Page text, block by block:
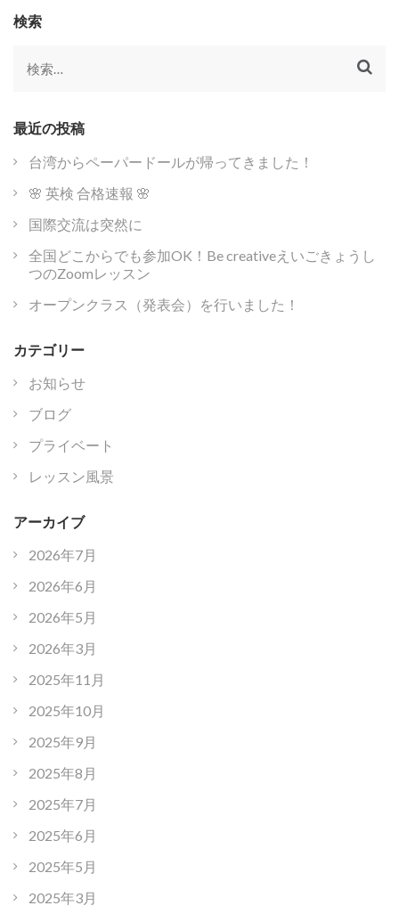
ゲ
ー
シ
ョ
検索
検
最近の投稿
台湾からペーパードールが帰ってきました！
🌸 英検 合格速報 🌸
国際交流は突然に
全国どこからでも参加OK！Be creativeえいごきょうし
つのZoomレッスン
オープンクラス（発表会）を行いました！
カテゴリー
お知らせ
ブログ
プライベート
レッスン風景
アーカイブ
2026年7月
2026年6月
2026年5月
2026年3月
2025年11月
2025年10月
2025年9月
2025年8月
2025年7月
2025年6月
2025年5月
2025年3月